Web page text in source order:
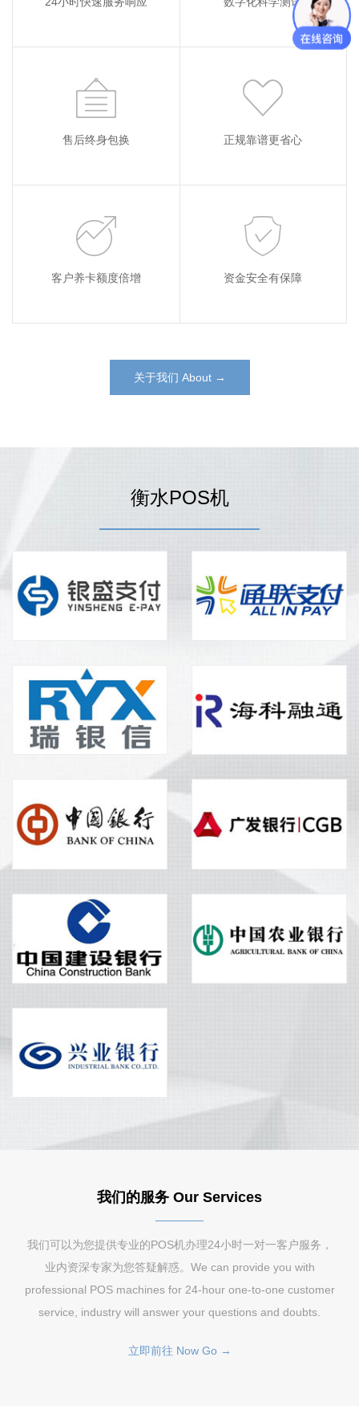
售后终身包换 正规靠谱更省心
客户养卡额度倍增 资金安全有保障
关于我们 About →
衡水POS机
我们的服务 Our Services
我们可以为您提供专业的POS机办理24小时一对一客户服务，
业内资深专家为您答疑解惑。We can provide you with
professional POS machines for 24-hour one-to-one customer
service, industry will answer your questions and doubts.
立即前往 Now Go →